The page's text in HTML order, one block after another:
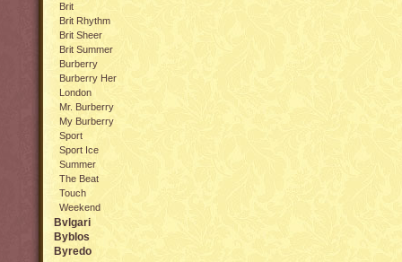
Brit
Brit Rhythm
Brit Sheer
Brit Summer
Burberry
Burberry Her
London
Mr. Burberry
My Burberry
Sport
Sport Ice
Summer
The Beat
Touch
Weekend
Bvlgari
Byblos
Byredo